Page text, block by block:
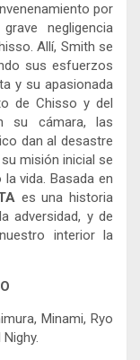
por
negligencia
Allí, Smith se
sus esfuerzos
y su apasionada
de Chisso y del
su cámara, las
dan al desastre
misión inicial se
vida. Basada en
es una historia
adversidad, y de
interior la
Minami, Ryo